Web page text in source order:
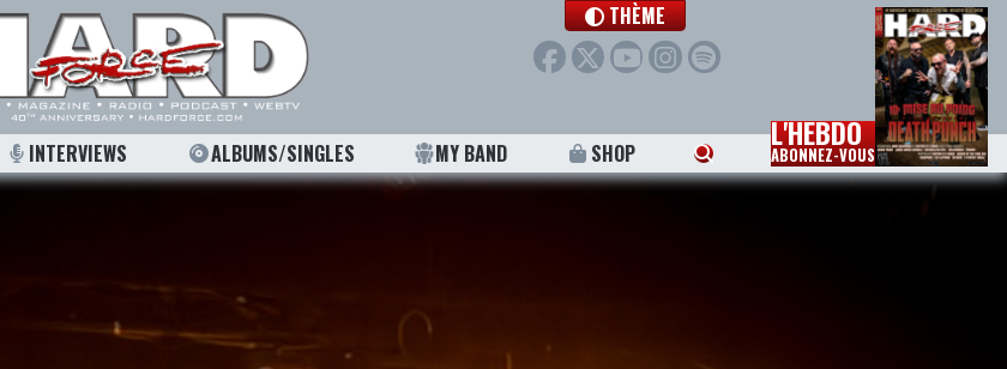
THÈME
INTERVIEWS ALBUMS/SINGLES MY BAND SHOP L'HEBDO
ABONNEZ-VOUS